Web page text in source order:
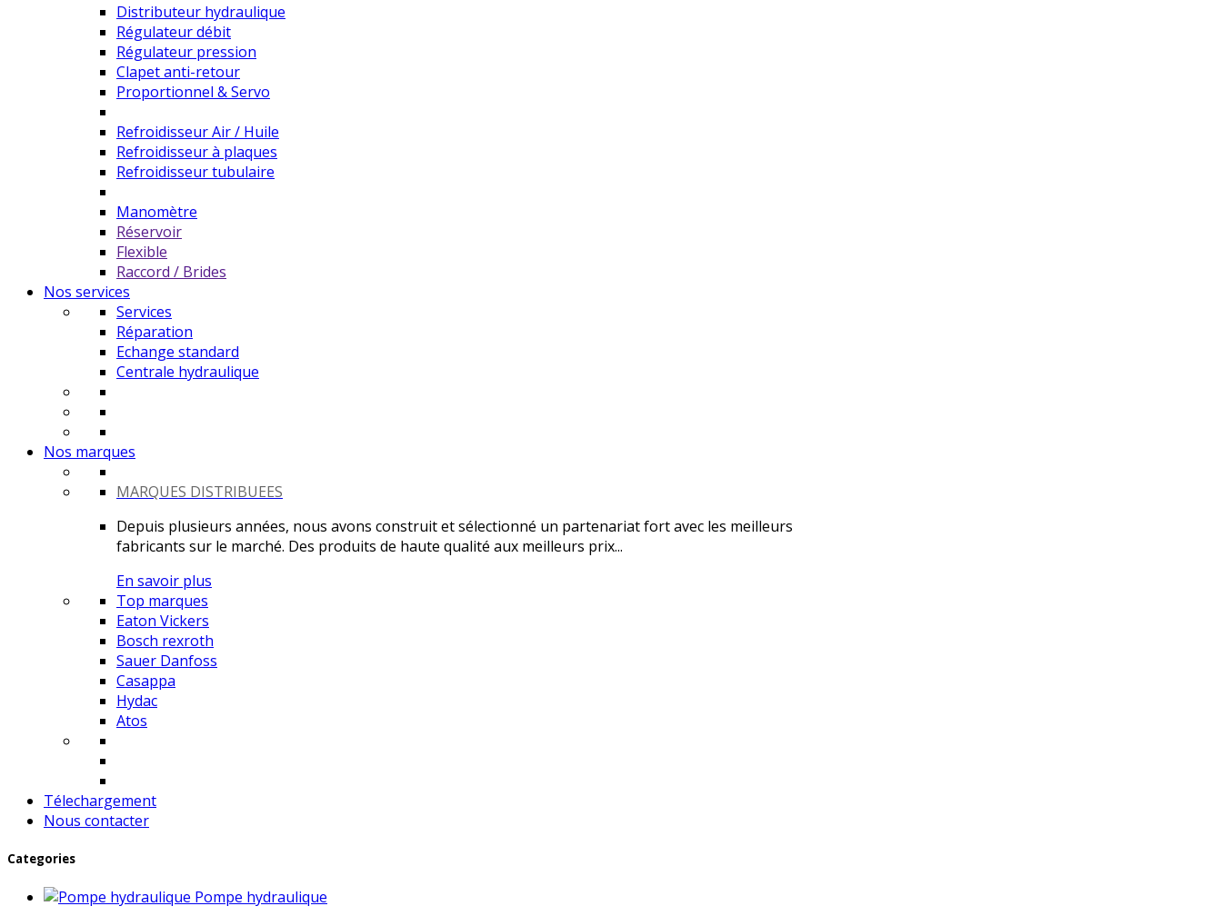
Distributeur hydraulique
Régulateur débit
Régulateur pression
Clapet anti-retour
Proportionnel & Servo
Refroidisseur Air / Huile
Refroidisseur à plaques
Refroidisseur tubulaire
Manomètre
Réservoir
Flexible
Raccord / Brides
Nos services
Services
Réparation
Echange standard
Centrale hydraulique
Nos marques
MARQUES DISTRIBUEES
Depuis plusieurs années, nous avons construit et sélectionné un partenariat fort avec les meilleurs
fabricants sur le marché. Des produits de haute qualité aux meilleurs prix...
En savoir plus
Top marques
Eaton Vickers
Bosch rexroth
Sauer Danfoss
Casappa
Hydac
Atos
Télechargement
Nous contacter
Categories
Pompe hydraulique